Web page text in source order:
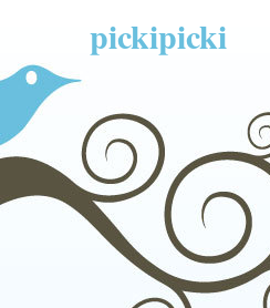
pickipicki